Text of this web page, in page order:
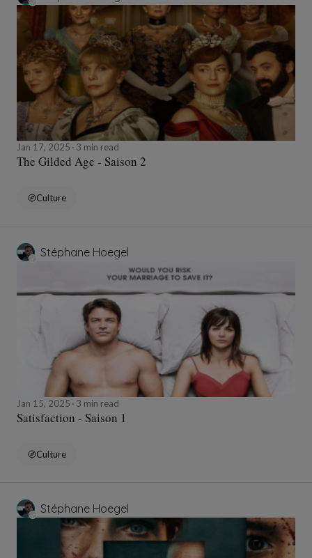
Jan 17, 2025 3 min read
The Gilded Age - Saison 2
Culture
Stéphane Hoegel
Jan 15, 2025 3 min read
Satisfaction - Saison 1
Culture
Stéphane Hoegel